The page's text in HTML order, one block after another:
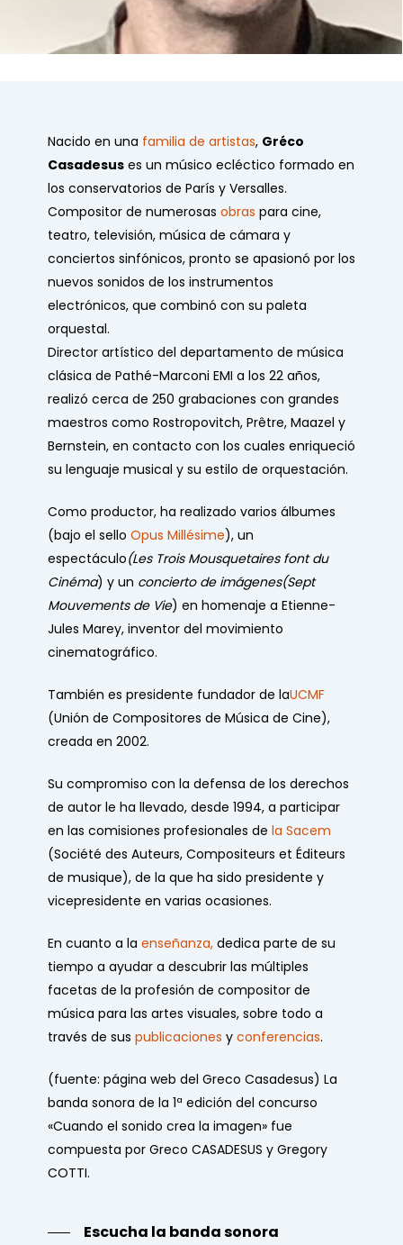
Nacido en una familia de artistas, Gréco
Casadesuses un músico ecléctico formado en
los conservatorios de París y Versalles.
Compositor de numerosas obras para cine,
teatro, televisión, música de cámara y
conciertos sinfónicos, pronto se apasionó por los
nuevos sonidos de los instrumentos
electrónicos, que combinó con su paleta
orquestal.
Director artístico del departamento de música
clásica de Pathé-Marconi EMI a los 22 años,
realizó cerca de 250 grabaciones con grandes
maestros como Rostropovitch, Prêtre, Maazel y
Bernstein, en contacto con los cuales enriqueció
su lenguaje musical y su estilo de orquestación.
Como productor, ha realizado varios álbumes
(bajo el sello Opus Millésime), un
espectáculo(Les Trois Mousquetaires font du
Cinéma) y un concierto de imágenes(Sept
Mouvements de Vie) en homenaje a Etienne-
Jules Marey, inventor del movimiento
cinematográfico.
También es presidente fundador de laUCMF
(Unión de Compositores de Música de Cine),
creada en 2002.
Su compromiso con la defensa de los derechos
de autor le ha llevado, desde 1994, a participar
en las comisiones profesionales de la Sacem
(Société des Auteurs, Compositeurs et Éditeurs
de musique), de la que ha sido presidente y
vicepresidente en varias ocasiones.
En cuanto a la enseñanza,dedica parte de su
tiempo a ayudar a descubrir las múltiples
facetas de la profesión de compositor de
música para las artes visuales, sobre todo a
través de sus publicaciones y conferencias.
(fuente: página web del Greco Casadesus) La
banda sonora de la 1ª edición del concurso
«Cuando el sonido crea la imagen» fue
compuesta por Greco CASADESUS y Gregory
COTTI.
Escucha la banda sonora